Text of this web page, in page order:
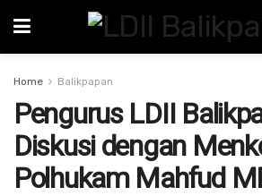
Home Balikpapan
Pengurus LDII
Diskusi dengan
Polhukam Mahfud